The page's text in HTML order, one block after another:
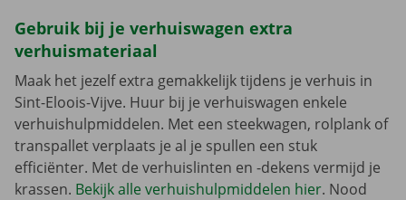
Gebruik bij je verhuiswagen extra
verhuismateriaal
Maak het jezelf extra gemakkelijk tijdens je verhuis in
Sint-Eloois-Vijve. Huur bij je verhuiswagen enkele
verhuishulpmiddelen. Met een steekwagen, rolplank of
transpallet verplaats je al je spullen een stuk
efficiënter. Met de verhuislinten en -dekens vermijd je
krassen. Bekijk alle verhuishulpmiddelen hier. Nood